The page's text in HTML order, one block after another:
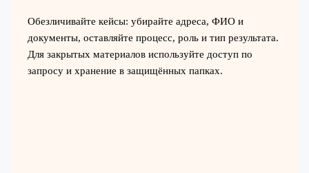
Обезличивайте кейсы: убирайте адреса, ФИО и
документы, оставляйте процесс, роль и тип результата.
Для закрытых материалов используйте доступ по
запросу и хранение в защищённых папках.